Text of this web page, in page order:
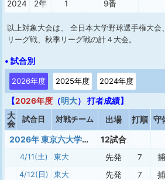
2024
2年 1 9番
以上対象大会は、 全日本大学野球選手権大
リーグ戦、秋季リーグ戦の計４大会。
• 試合別
2026年度 2025年度 2024年度
【2026年度 （明大） 打者成績】
大
会
試合日 対戦チーム 出場 打順 守
2026年 東京六大学春季 12試合
4/11(土) 東大 先発 7 捕
4/12(日) 東大 先発 7 捕